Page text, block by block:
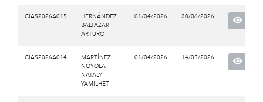
CIAS2026A015
HERNÁNDEZ
BALTAZAR
ARTURO
01/04/2026 30/06/2026
CIAS2026A014
MARTÍNEZ
NOYOLA
NATALY
YAMILHET
01/04/2026 14/05/2026